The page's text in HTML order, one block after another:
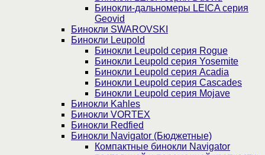
Бинокли-дальномеры LEICA серия
Geovid
Бинокли SWAROVSKI
Бинокли Leupold
Бинокли Leupold серия Rogue
Бинокли Leupold серия Yosemite
Бинокли Leupold серия Acadia
Бинокли Leupold серия Cascades
Бинокли Leupold серия Mojave
Бинокли Kahles
Бинокли VORTEX
Бинокли Redfied
Бинокли Navigator (Бюджетные)
Компактные бинокли Navigator